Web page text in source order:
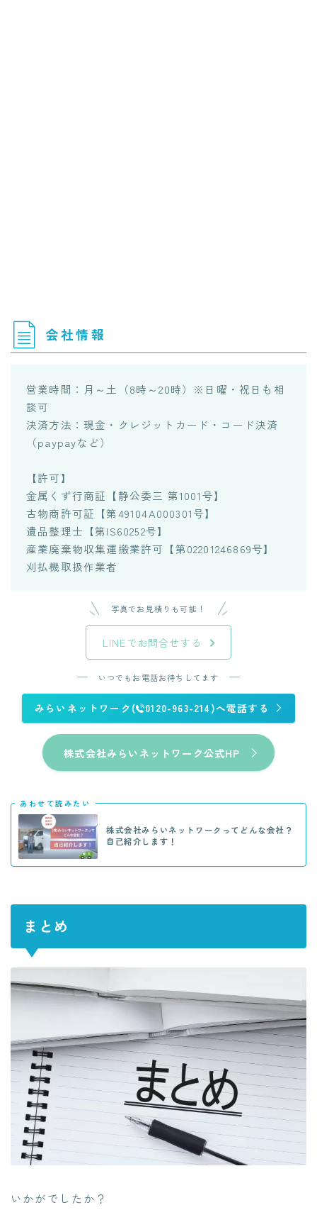
会社情報
営業時間：月～土（8時～20時）※日曜・祝日も相
談可
決済方法：現金・クレジットカード・コード決済
（paypayなど）
【許可】
金属くず行商証【静公委三 第1001号】
古物商許可証【第49104A000301号】
遺品整理士【第IS60252号】
産業廃棄物収集運搬業許可【第02201246869号】
刈払機取扱作業者
写真でお見積りも可能！
LINEでお問合せする
いつでもお電話お待ちしてます
みらいネットワーク( 0120-963-214)へ電話する
株式会社みらいネットワーク公式HP
あわせて読みたい
株式会社みらいネットワークってどんな会社？
自己紹介します！
まとめ
いかがでしたか？